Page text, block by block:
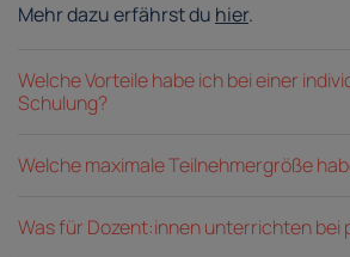
Mehr dazu erfährst du hier.
Welche Vorteile habe ich bei einer
Schulung?
Welche maximale Teilnehmergröße
Was für Dozent:innen unterrichten bei